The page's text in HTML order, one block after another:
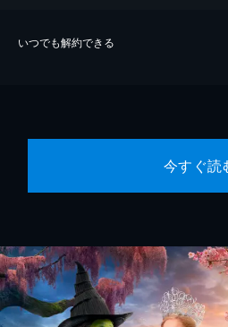
いつでも解約できる
今すぐ読